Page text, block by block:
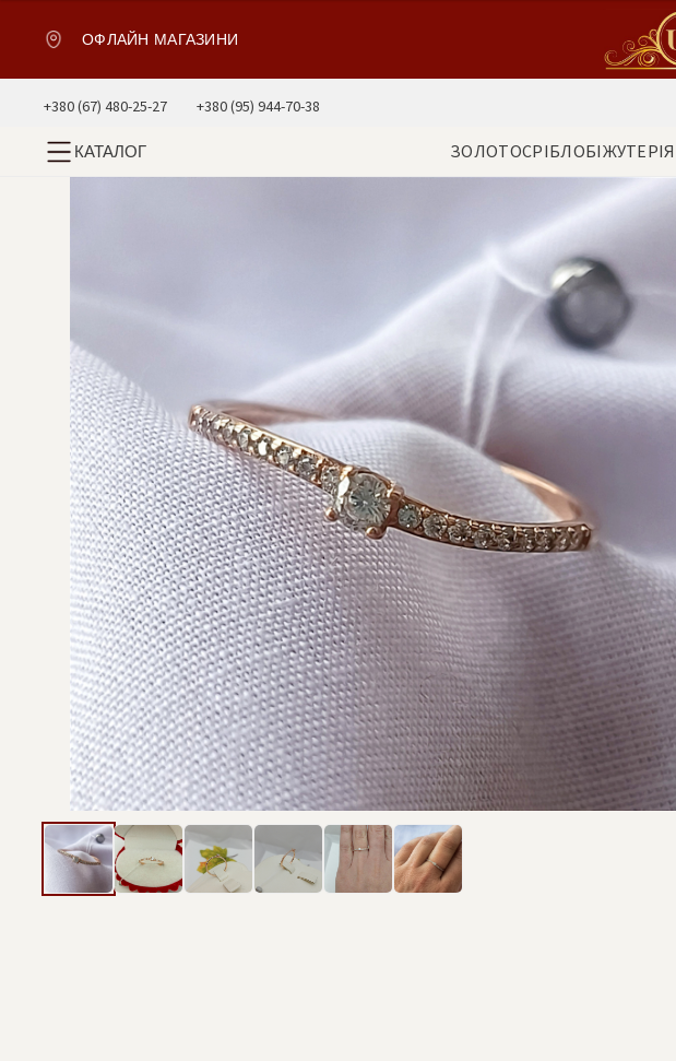
ОФЛАЙН МАГАЗИНИ
+380 (67) 480-25-27 +380 (95) 944-70-38
КАТАЛОГ ЗОЛОТОСРІБЛОБІЖУТЕРІЯ